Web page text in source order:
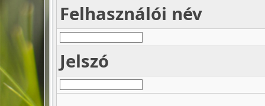
Felhasználói név
Jelszó